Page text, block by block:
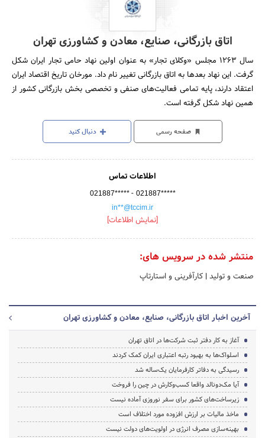
اتاق بازرگانی، صنایع، معادن و کشاورزی تهران
سال 1263 مجلس «وکلای تجار» به عنوان اولین نهاد حامی تجار ایران شکل
گرفت. این نهاد بعدها به اتاق بازرگانی تغییر نام داد. مورخان تاریخ اقتصاد ایران
اعتقاد دارند، پایه تمامی فعالیت‌های صنفی و تخصصی بخش بازرگانی کشور از
همین نهاد شکل گرفته است.
صفحه رسمی دنبال کنید
اطلاعات تماس
021887***** - 021887*****
in**@tccim.ir
[نمایش اطلاعات]
منتشر شده در سرویس های:
صنعت و تولید | کارآفرینی و استارتاپ
آخرین اخبار اتاق بازرگانی، صنایع، معادن و کشاورزی تهران
آغاز به کار دفتر ثبت شرکت‌ها در اتاق تهران
اسلواک‌ها به بهبود رتبه اعتباری ایران کمک کردند
رسیدگی به دفاتر کارفرمایان یک‌ساله شد
آیا مک‌دونالد واقعا کسب‌وکارش در چین را فروخت
زیرساخت‌های کشور برای سفر نوروزی آماده نیست
ماخذ مالیات بر ارزش افزوده مورد اختلاف است
بهینه‌سازی مصرف انرژی در اولویت‌های دولت نیست